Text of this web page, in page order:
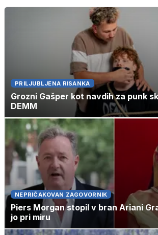
PRILJUBLJENA RISANKA
Grozni Gašper kot navdih za punk
DEMM
NEPRIČAKOVAN ZAGOVORNIK
Piers Morgan stopil v bran Ariani
jo pri miru